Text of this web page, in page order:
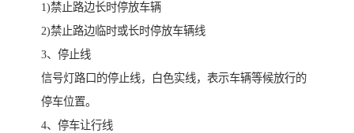
1)禁止路边长时停放车辆
2)禁止路边临时或长时停放车辆线
3、停止线
信号灯路口的停止线，白色实线，表示车辆等候放行的
停车位置。
4、停车让行线